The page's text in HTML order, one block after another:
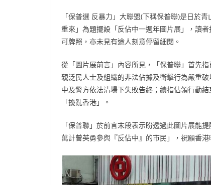
「保普選 反暴力」大聯盟(下稱保普聯)是日於
重來」為題擺設「反佔中一週年圖片展」，讀
可牌照，亦未見有途人刻意停留細閱。
從「圖片展前言」內容所見，「保普聯」首先
親泛民人士及組織的非法佔據及衝擊行為嚴重
中及警方依法清場下失敗告終；續指佔領行動
「擾亂香港」。
「保普聯」於前言末段表示盼透過此圖片展能
萬計曾英勇參與『反佔中』的市民」，祝願香港